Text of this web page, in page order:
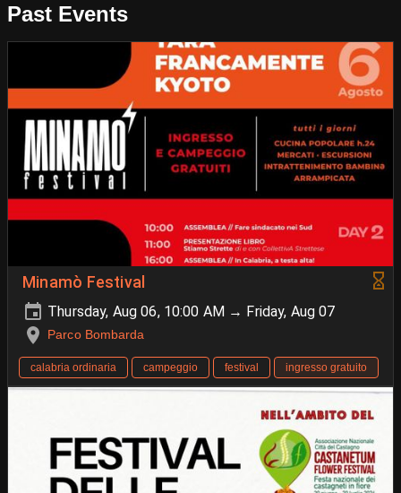
Past Events
Minamò Festival
Thursday, Aug 06, 10:00 AM → Friday, Aug 07
Parco Bombarda
calabria ordinaria campeggio festival ingresso gratuito